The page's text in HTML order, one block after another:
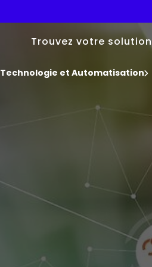
Trouvez votre solution
Technologie et Automatisation